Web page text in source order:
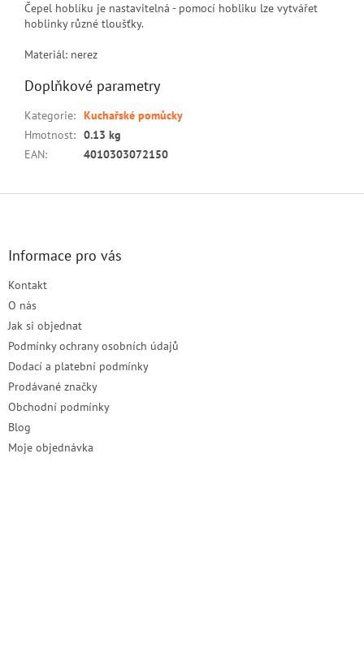
Čepel hoblíku je nastavitelná - pomocí hobliku lze vytvářet
hoblinky různé tloušťky.
Materiál: nerez
Doplňkové parametry
Kategorie: Kuchařské pomůcky
Hmotnost: 0.13 kg
EAN: 4010303072150
Informace pro vás
Kontakt
O nás
Jak si objednat
Podmínky ochrany osobních údajů
Dodací a platební podmínky
Prodávané značky
Obchodní podmínky
Blog
Moje objednávka